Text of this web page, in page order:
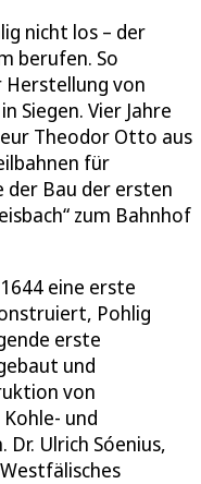
nicht los – der
berufen. So
Herstellung von
Siegen. Vier Jahre
Theodor Otto aus
für
Bau der ersten
zum Bahnhof
eine erste
Pohlig
erste
und
von
und
Ulrich Sóenius,